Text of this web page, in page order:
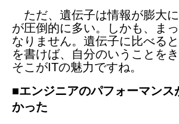
ただ、遺伝子は情報が膨大
が圧倒的に多い。しかも、ま
なりません。遺伝子に比べる
を書けば、自分のいうことを
そこがITの魅力ですね。
■エンジニアのパフォーマン
かった